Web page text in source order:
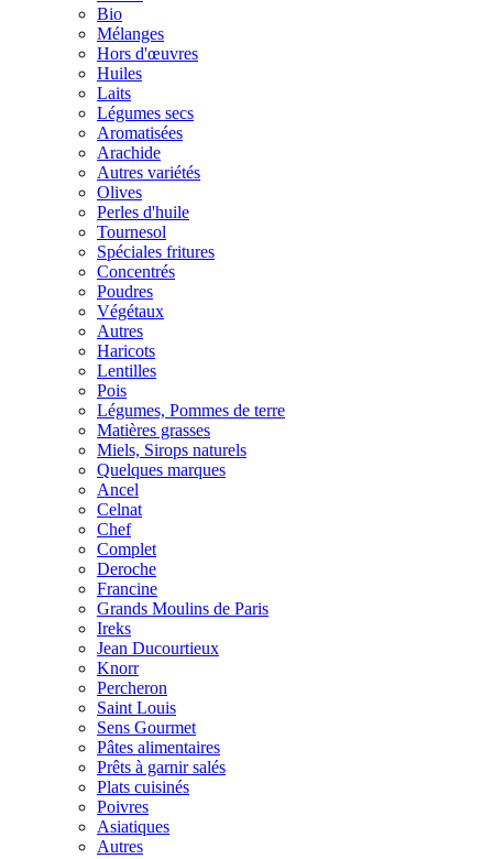
Bio
Mélanges
Hors d'œuvres
Huiles
Laits
Légumes secs
Aromatisées
Arachide
Autres variétés
Olives
Perles d'huile
Tournesol
Spéciales fritures
Concentrés
Poudres
Végétaux
Autres
Haricots
Lentilles
Pois
Légumes, Pommes de terre
Matières grasses
Miels, Sirops naturels
Quelques marques
Ancel
Celnat
Chef
Complet
Deroche
Francine
Grands Moulins de Paris
Ireks
Jean Ducourtieux
Knorr
Percheron
Saint Louis
Sens Gourmet
Pâtes alimentaires
Prêts à garnir salés
Plats cuisinés
Poivres
Asiatiques
Autres